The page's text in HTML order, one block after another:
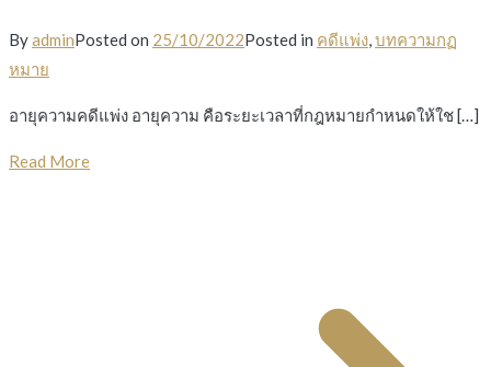
ByadminPosted on 25/10/2022Posted in คดีแพ่ง,บทความกฏ
หมาย
อายุความคดีแพ่ง อายุความ คือระยะเวลาที่กฎหมายกำหนดให้ใช […]
Read More